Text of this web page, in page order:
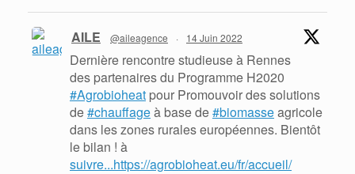
AILE @aileagence · 14 Juin 2022
Dernière rencontre studieuse à Rennes
des partenaires du Programme H2020
#Agrobioheat pour Promouvoir des solutions
de#chauffageà base de#biomasseagricole
dans les zones rurales européennes. Bientôt
le bilan ! à
suivre...https://agrobioheat.eu/fr/accueil/